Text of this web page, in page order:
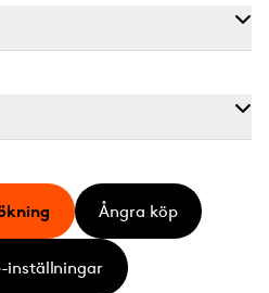
Ångra köp
inställningar